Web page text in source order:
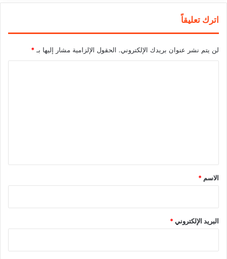
اترك تعليقاً
لن يتم نشر عنوان بريدك الإلكتروني. الحقول الإلزامية مشار إليها بـ *
*
الاسم *
البريد الإلكتروني*